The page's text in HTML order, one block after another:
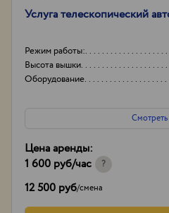
Услуга телескопический
Режим работы:
Высота вышки
Оборудование
Цена аренды:
1 600 руб/час ?
12 500 руб/смена